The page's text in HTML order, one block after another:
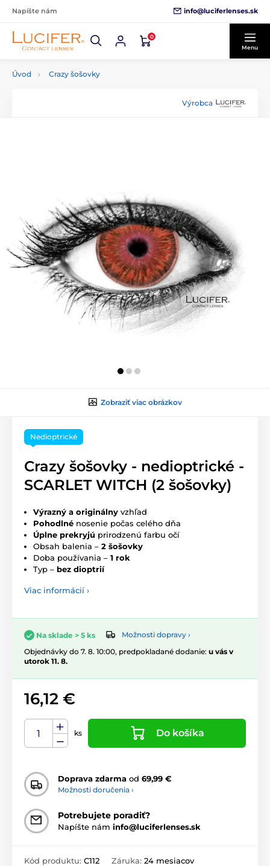
Napíšte nám info@luciferlenses.sk
0
Menu
Úvod Crazy šošovky
Výrobca
Zobraziť viac obrázkov
Nedioptrické
Crazy šošovky - nedioptrické -
SCARLET WITCH (2 šošovky)
Výrazný a originálny vzhľad
Pohodlné nosenie počas celého dňa
Úplne prekryjú prirodzenú farbu očí
Obsah balenia – 2 šošovky
Doba používania – 1 rok
Typ – bez dioptrií
Viac informácií ›
Na sklade > 5 ks
Možnosti dopravy ›
Objednávky do 7. 8. 10:00, predpokladané dodanie: u vás v
utorok 11. 8.
16,12 €
ks Do košíka
Doprava zdarma od 69,99 €
Možnosti doručenia ›
Potrebujete poradiť?
Napíšte nám info@luciferlenses.sk
Kód produktu: C112 Záruka: 24 mesiacov